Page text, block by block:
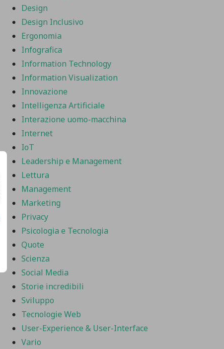
Design
Design Inclusivo
Ergonomia
Infografica
Information Technology
Information Visualization
Innovazione
Intelligenza Artificiale
Interazione uomo-macchina
Internet
IoT
Leadership e Management
Lettura
Management
Marketing
Privacy
Psicologia e Tecnologia
Quote
Scienza
Social Media
Storie incredibili
Sviluppo
Tecnologie Web
User-Experience & User-Interface
Vario